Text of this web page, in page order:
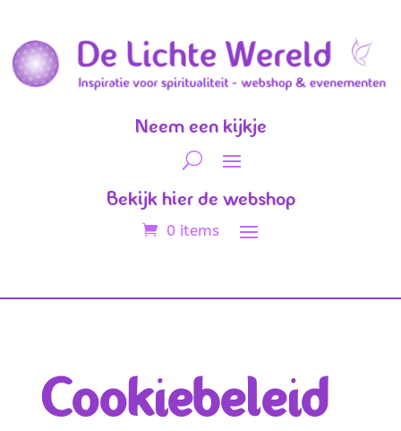
Neem een kijkje
Bekijk hier de webshop
0 items
Cookiebeleid